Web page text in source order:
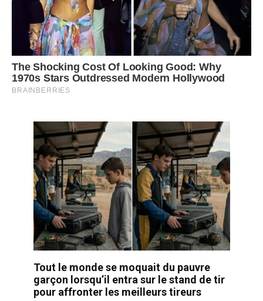
Tout le monde se moquait du pauvre
garçon lorsqu’il entra sur le stand de tir
pour affronter les meilleurs tireurs